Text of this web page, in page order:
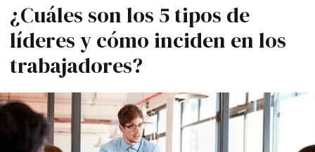
¿Cuáles son los 5 tipos de
líderes y cómo inciden en los
trabajadores?